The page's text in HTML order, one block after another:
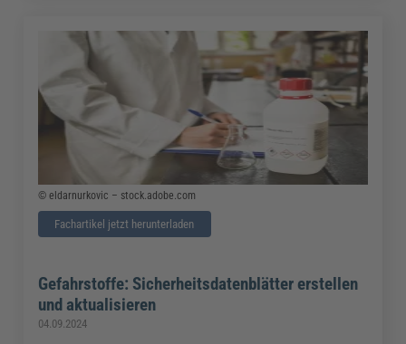
© eldarnurkovic – stock.adobe.com
Fachartikel jetzt herunterladen
Gefahrstoffe: Sicherheitsdatenblätter erstellen
und aktualisieren
04.09.2024